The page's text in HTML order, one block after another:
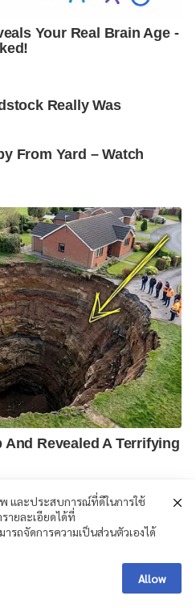
และประสบการณ์ที่ดีในการใช้
ายละเอียดได้ที่
ารถจัดการความเป็นส่วนตัวเองได้
Allow